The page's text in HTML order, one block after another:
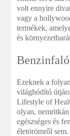
volt ennyire
vagy a
termékek,
és
Ezeknek a
világhódító
Lifestyle of
olyan,
egészséges és
életörömről sem.